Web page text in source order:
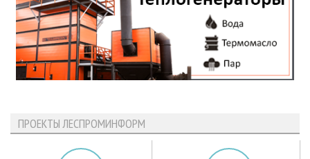
ПРОЕКТЫ ЛЕСПРОМИНФОРМ